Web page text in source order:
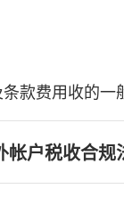
款费用收的一
帐户税收合规